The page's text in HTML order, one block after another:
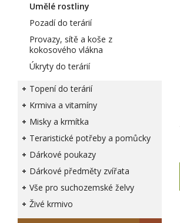
Umělé rostliny
Pozadí do terárií
Provazy, sítě a koše z
kokosového vlákna
Úkryty do terárií
Topení do terárií
Krmiva a vitamíny
Misky a krmítka
Teraristické potřeby a pomůcky
Dárkové poukazy
Dárkové předměty zvířata
Vše pro suchozemské želvy
Živé krmivo